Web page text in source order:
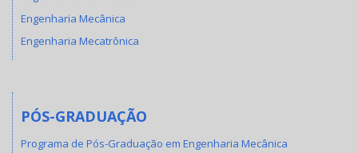
Engenharia Mecânica
Engenharia Mecatrônica
PÓS-GRADUAÇÃO
Programa de Pós-Graduação em Engenharia Mecânica